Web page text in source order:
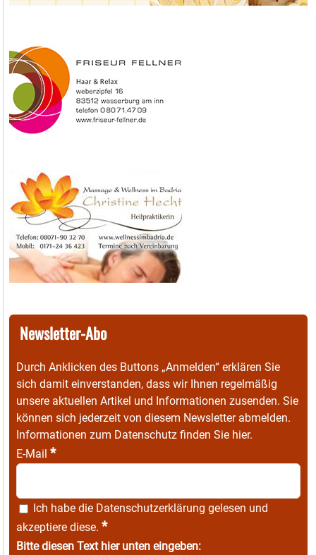
Newsletter-Abo
Durch Anklicken des Buttons „Anmelden“ erklären Sie
sich damit einverstanden, dass wir Ihnen regelmäßig
unsere aktuellen Artikel und Informationen zusenden. Sie
können sich jederzeit von diesem Newsletter abmelden.
Informationen zum Datenschutz finden Sie hier.
E-Mail *
Ich habe die Datenschutzerklärung gelesen und
akzeptiere diese. *
Bitte diesen Text hier unten eingeben: